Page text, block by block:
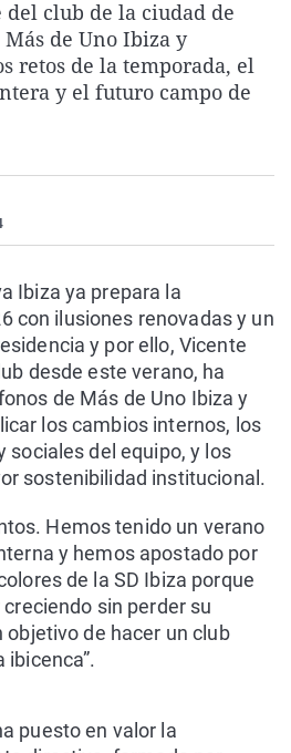
La rosa de los vientos
Gente viajera
Como el perro y el
Caso
Retornados
Equipo de
Extremadura
Galicia
La Rioja
País Vasco
Virales
Televisión
Elecciones
club de la ciudad de
de Uno Ibiza y
retos de la temporada, el
y el futuro campo de
Ibiza ya prepara la
con ilusiones renovadas y un
y por ello, Vicente
desde este verano, ha
de Más de Uno Ibiza y
los cambios internos, los
sociales del equipo, y los
sostenibilidad institucional.
Hemos tenido un verano
y hemos apostado por
de la SD Ibiza porque
sin perder su
objetivo de hacer un club
ibicenca”.
puesto en valor la